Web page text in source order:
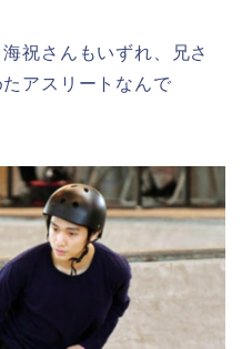
祝さんもいずれ、兄さ
アスリートなんで